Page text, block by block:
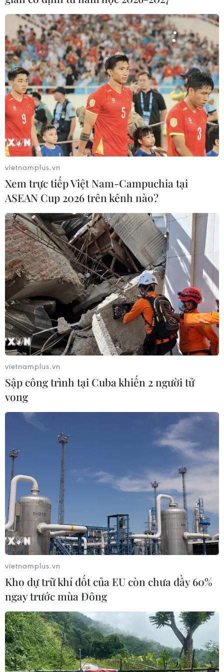
vietnamplus.vn
Xem trực tiếp Việt Nam-Campuchia tại
ASEAN Cup 2026 trên kênh nào?
vietnamplus.vn
Sập công trình tại Cuba khiến 2 người tử
vong
vietnamplus.vn
Kho dự trữ khí đốt của EU còn chưa đầy 60%
ngay trước mùa Đông